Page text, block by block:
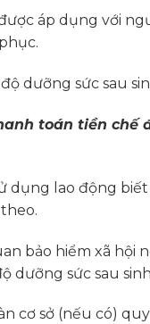
áp dụng với
dưỡng sức sau
toán tiền chế
dụng lao động biết
bảo hiểm xã hội
dưỡng sức sau
cơ sở (nếu có)